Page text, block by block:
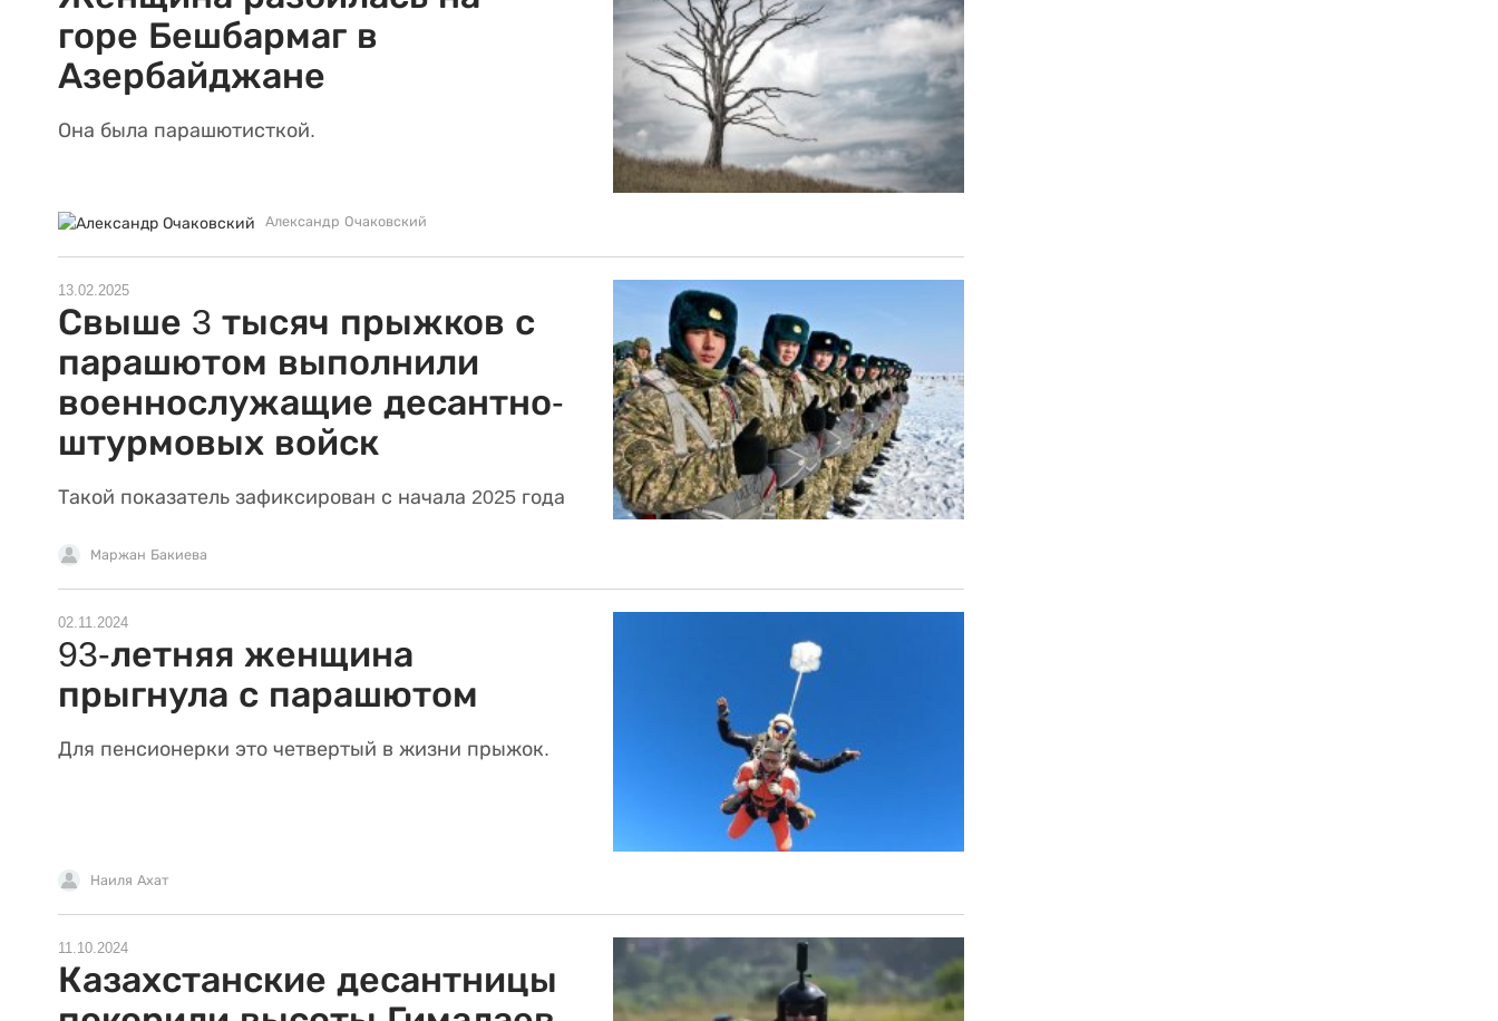
горе Бешбармаг в
Азербайджане
Она была парашютисткой.
Александр Очаковский
13.02.2025
Свыше 3 тысяч прыжков с
парашютом выполнили
военнослужащие десантно-
штурмовых войск
Такой показатель зафиксирован с начала 2025 года
Маржан Бакиева
02.11.2024
93-летняя женщина
прыгнула с парашютом
Для пенсионерки это четвертый в жизни прыжок.
Наиля Ахат
11.10.2024
Казахстанские десантницы